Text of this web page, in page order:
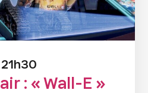
21h30
: « Wall-E »